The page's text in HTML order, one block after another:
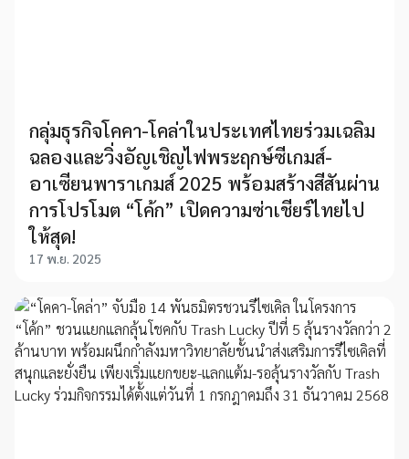
กลุ่มธุรกิจโคคา-โคล่าในประเทศไทยร่วมเฉลิม
ฉลองและวิ่งอัญเชิญไฟพระฤกษ์ซีเกมส์-
อาเซียนพาราเกมส์ 2025 พร้อมสร้างสีสันผ่าน
การโปรโมต “โค้ก” เปิดความซ่าเชียร์ไทยไป
ให้สุด!
17 พ.ย. 2025